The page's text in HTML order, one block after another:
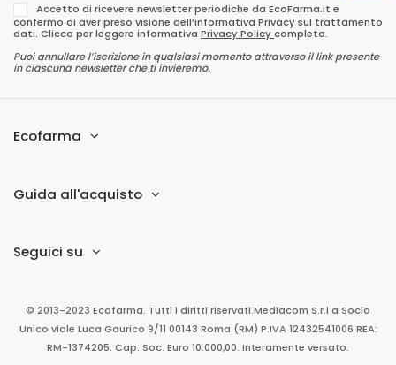
Accetto di ricevere newsletter periodiche da EcoFarma.it e
confermo di aver preso visione dell’informativa Privacy sul trattamento
dati. Clicca per leggere informativa Privacy Policycompleta.
Puoi annullare l’iscrizione in qualsiasi momento attraverso il link presente
in ciascuna newsletter che ti invieremo.
Ecofarma
Guida all'acquisto
Seguici su
© 2013-2023 Ecofarma. Tutti i diritti riservati.Mediacom S.r.l a Socio
Unico viale Luca Gaurico 9/11 00143 Roma (RM) P.IVA 12432541006 REA:
RM-1374205. Cap. Soc. Euro 10.000,00. Interamente versato.